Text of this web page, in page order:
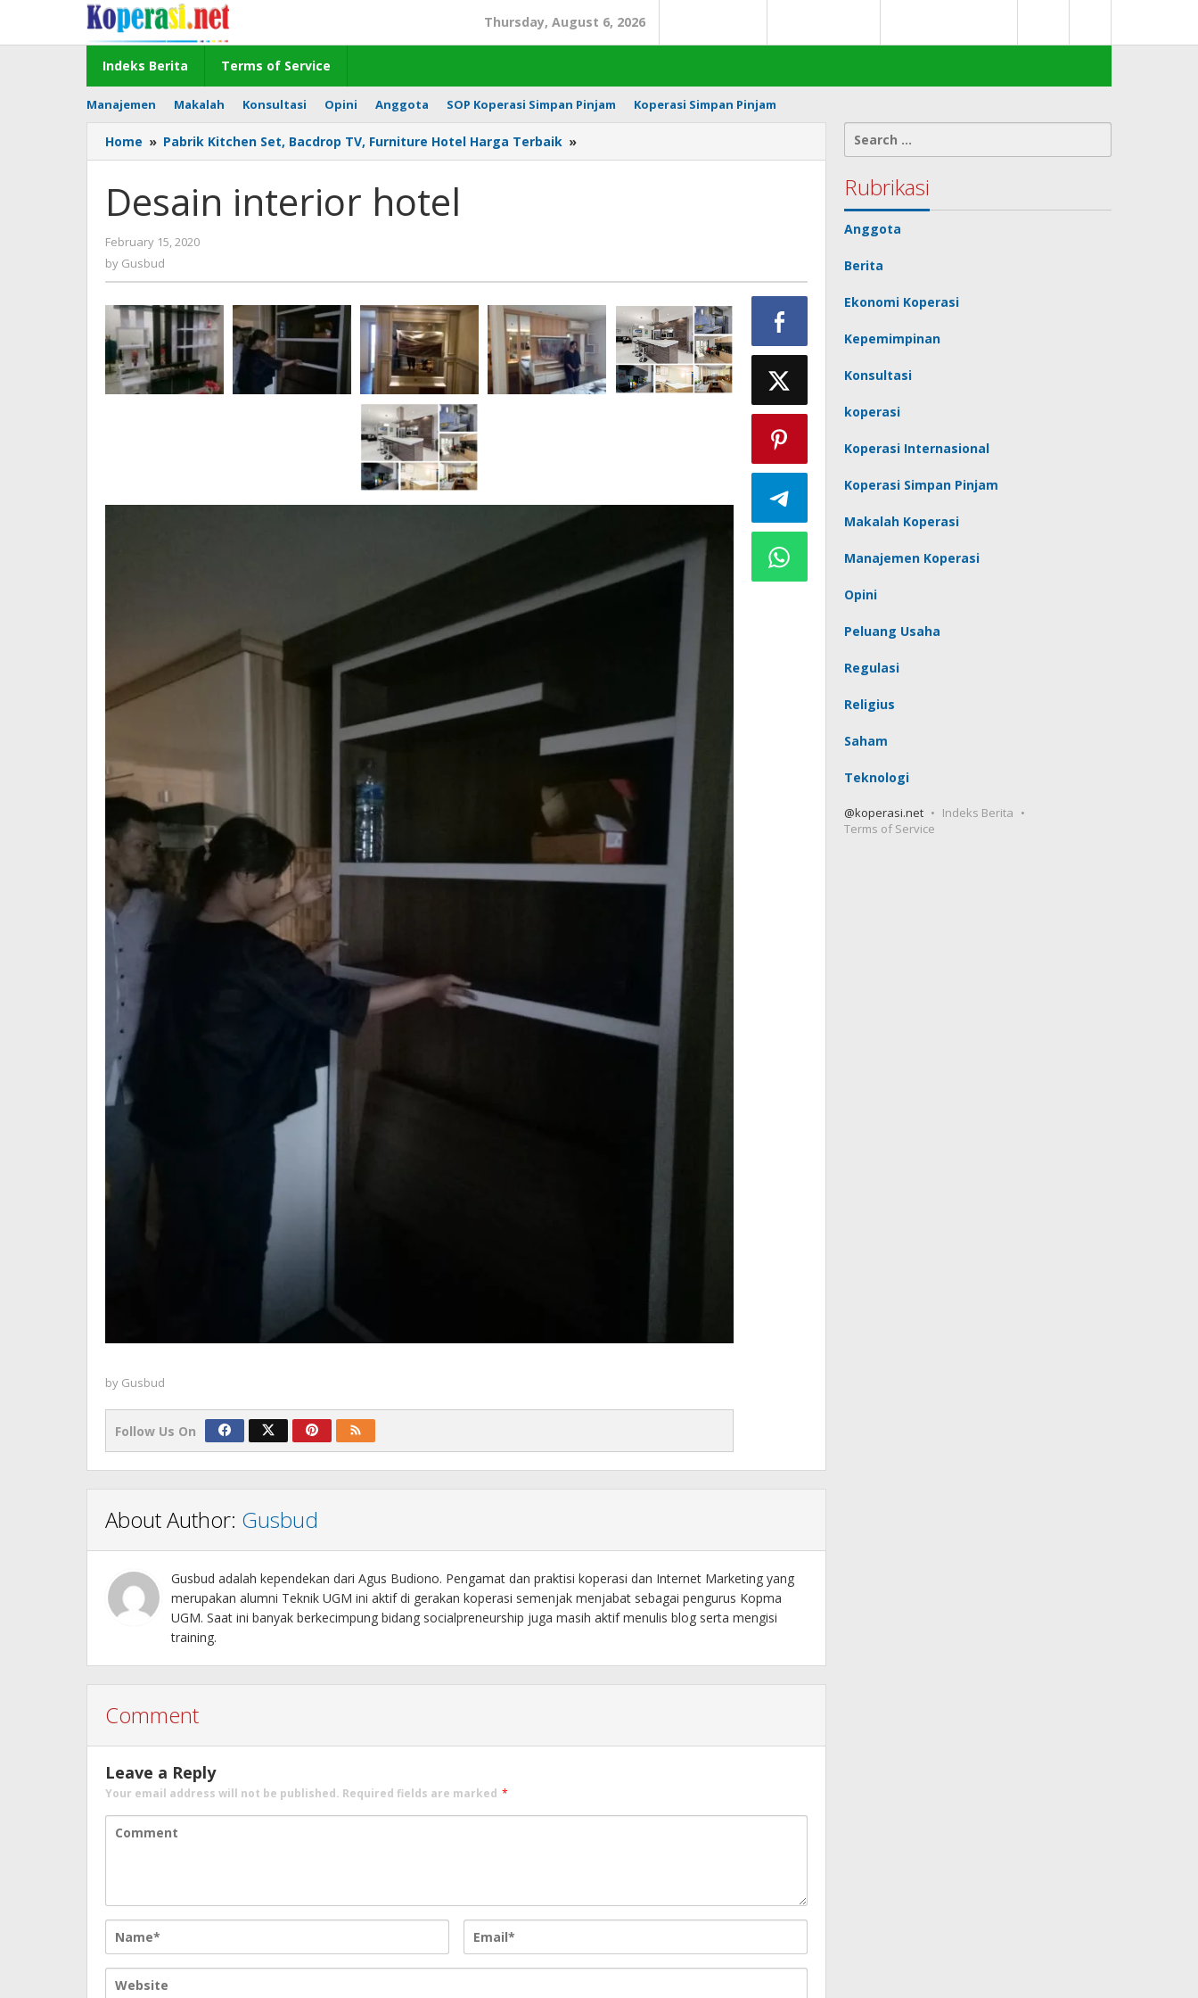
content
Thursday, August 6, 2026
Indeks Berita Terms of Service
Manajemen Makalah Konsultasi Opini Anggota SOP Koperasi Simpan Pinjam Koperasi Simpan Pinjam
Home » Pabrik Kitchen Set, Bacdrop TV, Furniture Hotel Harga Terbaik »
interior
Desain interior hotel
February 15, 2020
by Gusbud
by Gusbud
Follow Us On
About Author: Gusbud
Gusbud adalah kependekan dari Agus Budiono. Pengamat dan praktisi koperasi dan Internet Marketing yang
merupakan alumni Teknik UGM ini aktif di gerakan koperasi semenjak menjabat sebagai pengurus Kopma
UGM. Saat ini banyak berkecimpung bidang socialpreneurship juga masih aktif menulis blog serta mengisi
training.
Comment
Leave a Reply
Your email address will not be published. Required fields are marked *
for:
Rubrikasi
Anggota
Berita
Ekonomi Koperasi
Kepemimpinan
Konsultasi
koperasi
Koperasi Internasional
Koperasi Simpan Pinjam
Makalah Koperasi
Manajemen Koperasi
Opini
Peluang Usaha
Regulasi
Religius
Saham
Teknologi
@koperasi.net
Indeks Berita
Terms of Service